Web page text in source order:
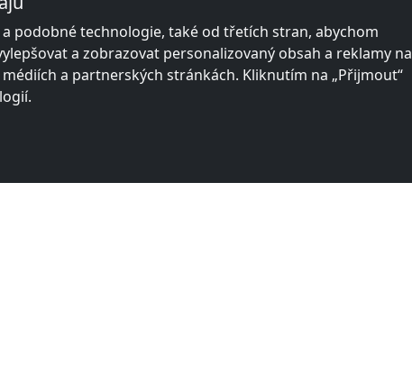
podobné technologie, také od třetích stran, abychom
a zobrazovat personalizovaný obsah a reklamy na
a partnerských stránkách. Kliknutím na „Přijmout“